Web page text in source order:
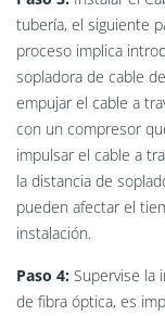
tubería, el siguiente
proceso implica
sopladora de cable
empujar el cable a
con un compresor
impulsar el cable a
la distancia de
pueden afectar el
instalación.
Paso 4: Supervise la
de fibra óptica, es